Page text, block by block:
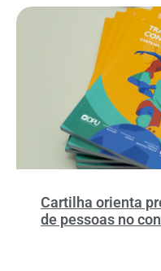
Cartilha orienta
de pessoas no